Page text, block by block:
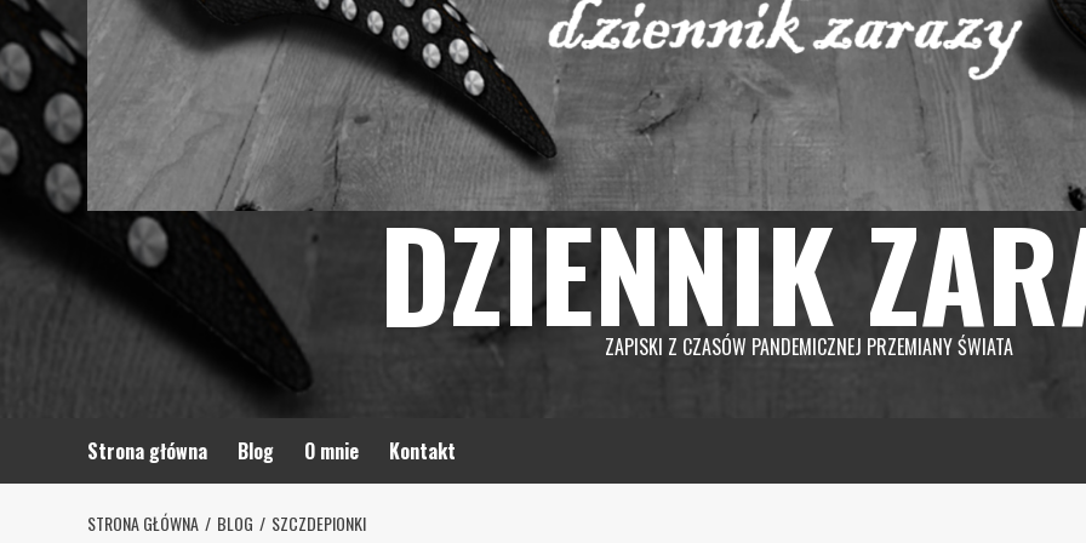
DZIENNIK
ZAPISKI Z CZASÓW PANDEMICZNEJ PRZEMIANY ŚWIATA
Strona główna Blog O mnie Kontakt
STRONA GŁÓWNA BLOG SZCZDEPIONKI